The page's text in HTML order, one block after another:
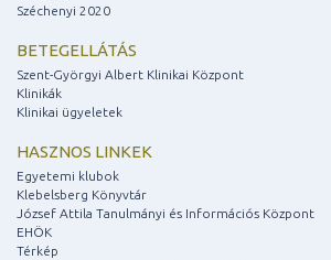
Széchenyi 2020
BETEGELLÁTÁS
Szent-Györgyi Albert Klinikai Központ
Klinikák
Klinikai ügyeletek
HASZNOS LINKEK
Egyetemi klubok
Klebelsberg Könyvtár
József Attila Tanulmányi és Információs Központ
EHÖK
Térkép